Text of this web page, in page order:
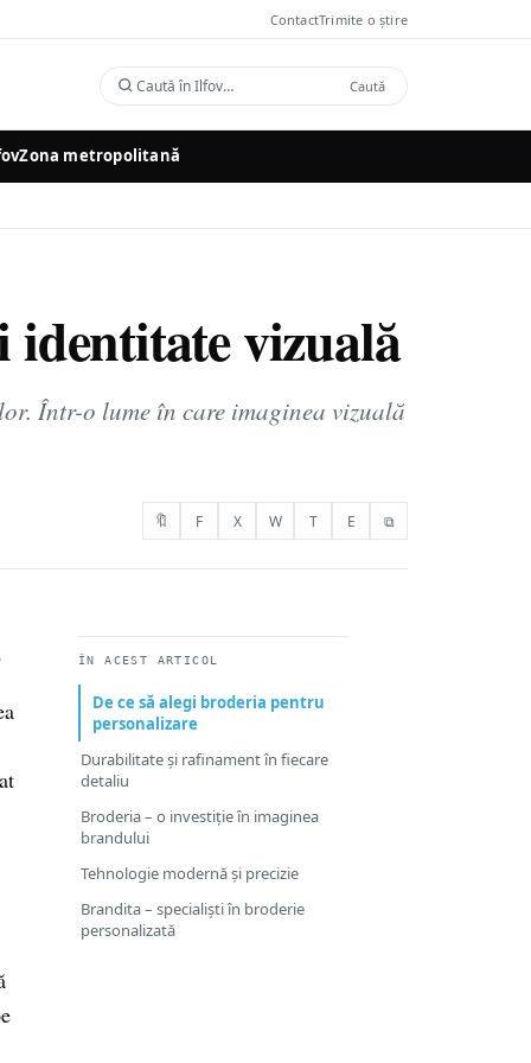
ContactTrimite o știre
Caută
în
Ilfov
Caută
Zona metropolitană
identitate vizuală
Într-o lume în care imaginea vizuală
🔖 F X W T E ⧉
ÎN ACEST ARTICOL
De ce să alegi broderia pentru
personalizare
Durabilitate și rafinament în fiecare
detaliu
Broderia – o investiție în imaginea
brandului
Tehnologie modernă și precizie
Brandita – specialiști în broderie
personalizată